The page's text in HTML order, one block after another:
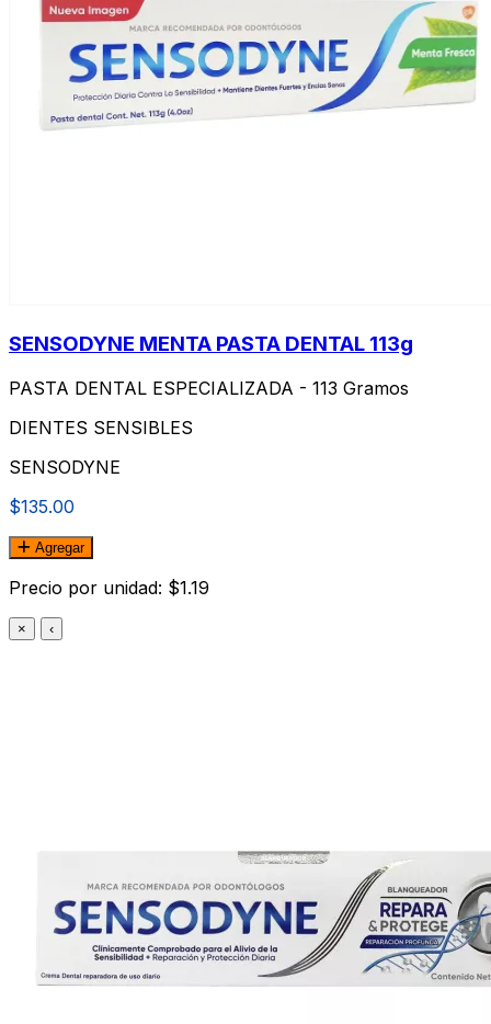
SENSODYNE MENTA PASTA DENTAL 113g
PASTA DENTAL ESPECIALIZADA - 113 Gramos
DIENTES SENSIBLES
SENSODYNE
$135.00
Agregar
Precio por unidad: $1.19
× ‹